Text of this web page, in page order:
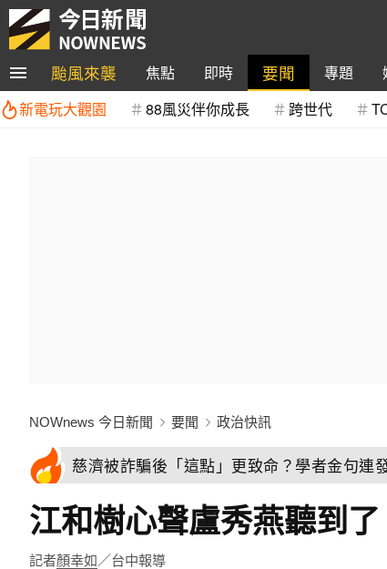
颱風來襲 焦點 即時 要聞 專題
新電玩大觀園
88風災伴你成長 跨世代
NOWnews 今日新聞 要聞 政治快訊
慈濟被詐騙後「這點」更致命？學者金句連
江和樹心聲盧秀燕聽到
記者顏幸如／台中報導